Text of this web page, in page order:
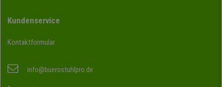
Kundenservice
Kontaktformular
info@buerostuhlpro.de